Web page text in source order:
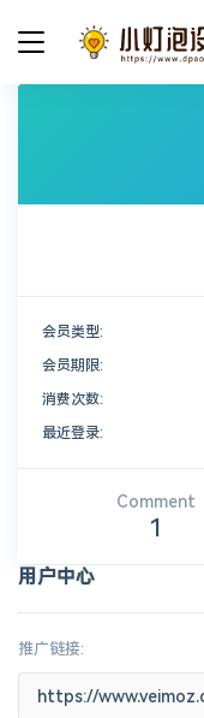
会员类型:
会员期限:
消费次数:
最近登录:
Comment
1
用户中心
推广链接: